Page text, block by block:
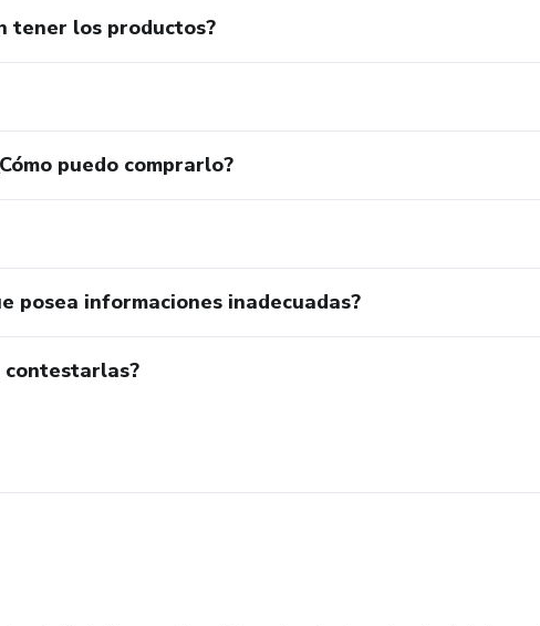
tener los productos?
puedo comprarlo?
posea informaciones inadecuadas?
contestarlas?